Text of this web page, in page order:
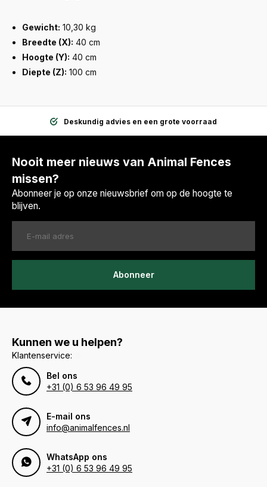
Gewicht: 10,30 kg
Breedte (X): 40 cm
Hoogte (Y): 40 cm
Diepte (Z): 100 cm
Deskundig advies en een grote voorraad
Nooit meer nieuws van Animal Fences
missen?
Abonneer je op onze nieuwsbrief om op de hoogte te
blijven.
Abonneer
Kunnen we u helpen?
Klantenservice:
Bel ons
+31 (0) 6 53 96 49 95
E-mail ons
info@animalfences.nl
WhatsApp ons
+31 (0) 6 53 96 49 95